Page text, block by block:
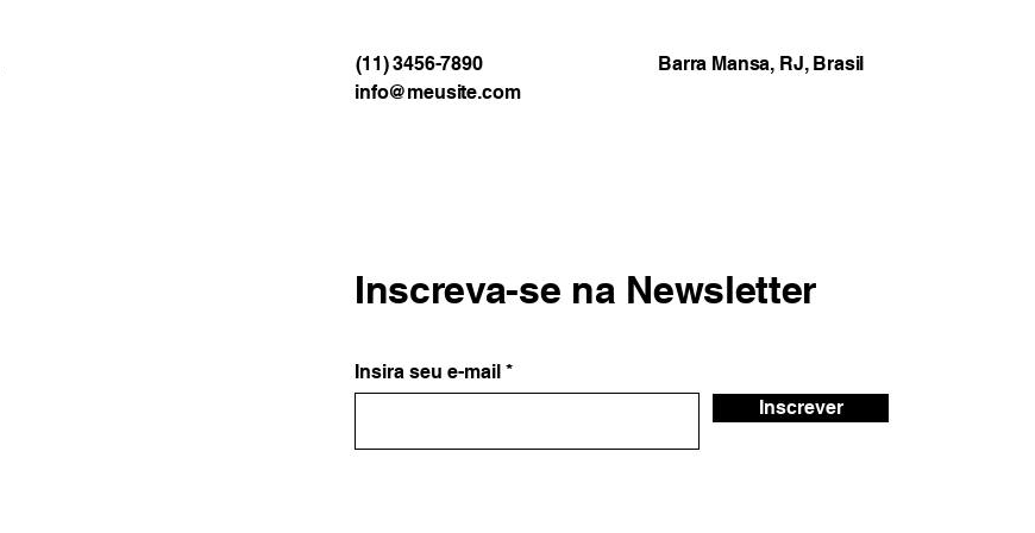
(11) 3456-7890
Barra Mansa, RJ, Brasil
info@meusite.com
Inscreva-se na Newsletter
Insira seu e-mail
Inscrever